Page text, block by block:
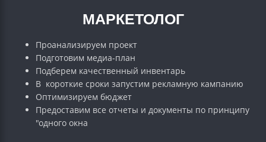
МАРКЕТОЛОГ
Проанализируем проект
Подготовим медиа-план
Подберем качественный инвентарь
В короткие сроки запустим рекламную кампанию
Оптимизируем бюджет
Предоставим все отчеты и документы по принципу
"одного окна